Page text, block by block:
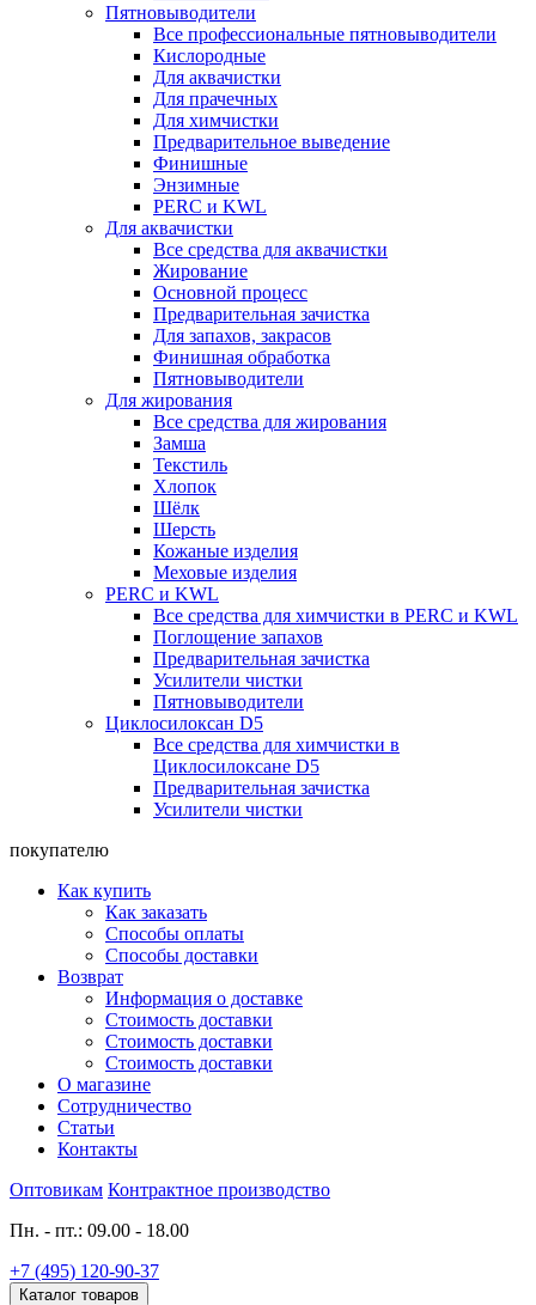
Пятновыводители
Все профессиональные пятновыводители
Кислородные
Для аквачистки
Для прачечных
Для химчистки
Предварительное выведение
Финишные
Энзимные
PERC и KWL
Для аквачистки
Все средства для аквачистки
Жирование
Основной процесс
Предварительная зачистка
Для запахов, закрасов
Финишная обработка
Пятновыводители
Для жирования
Все средства для жирования
Замша
Текстиль
Хлопок
Шёлк
Шерсть
Кожаные изделия
Меховые изделия
PERC и KWL
Все средства для химчистки в PERC и KWL
Поглощение запахов
Предварительная зачистка
Усилители чистки
Пятновыводители
Циклосилоксан D5
Все средства для химчистки в
Циклосилоксане D5
Предварительная зачистка
Усилители чистки
покупателю
Как купить
Как заказать
Способы оплаты
Способы доставки
Возврат
Информация о доставке
Стоимость доставки
Стоимость доставки
Стоимость доставки
О магазине
Сотрудничество
Статьи
Контакты
Оптовикам Контрактное производство
Пн. - пт.: 09.00 - 18.00
+7 (495) 120-90-37
Каталог товаров